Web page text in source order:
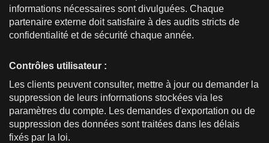
informations nécessaires sont divulguées. Chaque
partenaire externe doit satisfaire à des audits stricts de
confidentialité et de sécurité chaque année.
Contrôles utilisateur :
Les clients peuvent consulter, mettre à jour ou demander la
suppression de leurs informations stockées via les
paramètres du compte. Les demandes d'exportation ou de
suppression des données sont traitées dans les délais
fixés par la loi.